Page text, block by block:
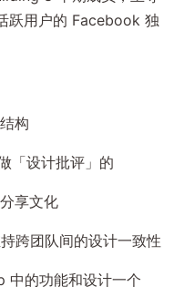
跃用户的 Facebook 独
构
「设计批评」的
享文化
跨团队间的设计一致性
的功能和设计一个